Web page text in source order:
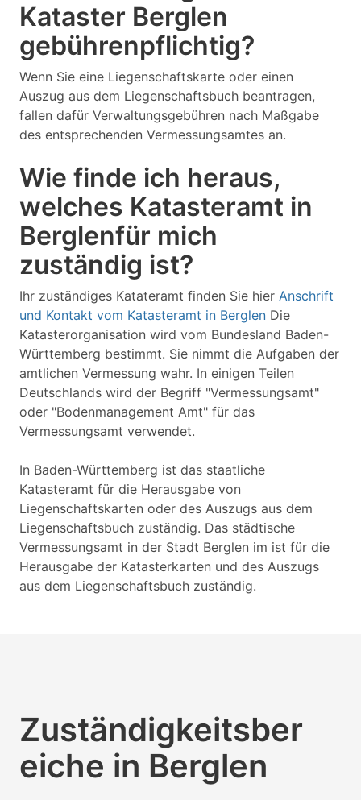
Kataster Berglen
gebührenpflichtig?
Wenn Sie eine Liegenschaftskarte oder einen
Auszug aus dem Liegenschaftsbuch beantragen,
fallen dafür Verwaltungsgebühren nach Maßgabe
des entsprechenden Vermessungsamtes an.
Wie finde ich heraus,
welches Katasteramt in
Berglenfür mich
zuständig ist?
Ihr zuständiges Katateramt finden Sie hier Anschrift
und Kontakt vom Katasteramt in Berglen Die
Katasterorganisation wird vom Bundesland Baden-
Württemberg bestimmt. Sie nimmt die Aufgaben der
amtlichen Vermessung wahr. In einigen Teilen
Deutschlands wird der Begriff "Vermessungsamt"
oder "Bodenmanagement Amt" für das
Vermessungsamt verwendet.
In Baden-Württemberg ist das staatliche
Katasteramt für die Herausgabe von
Liegenschaftskarten oder des Auszugs aus dem
Liegenschaftsbuch zuständig. Das städtische
Vermessungsamt in der Stadt Berglen im ist für die
Herausgabe der Katasterkarten und des Auszugs
aus dem Liegenschaftsbuch zuständig.
Zuständigkeitsber
eiche in Berglen